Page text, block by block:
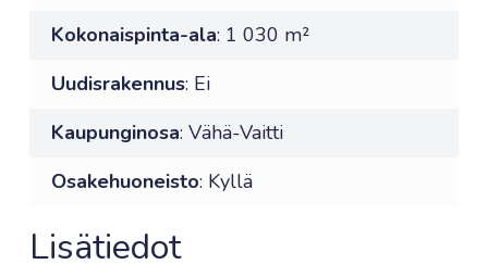
Kokonaispinta-ala: 1 030 m²
Uudisrakennus: Ei
Kaupunginosa: Vähä-Vaitti
Osakehuoneisto: Kyllä
Lisätiedot